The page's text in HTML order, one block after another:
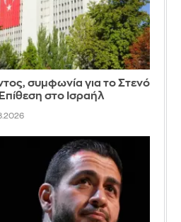
συμφωνία για το Στενό
στο Ισραήλ